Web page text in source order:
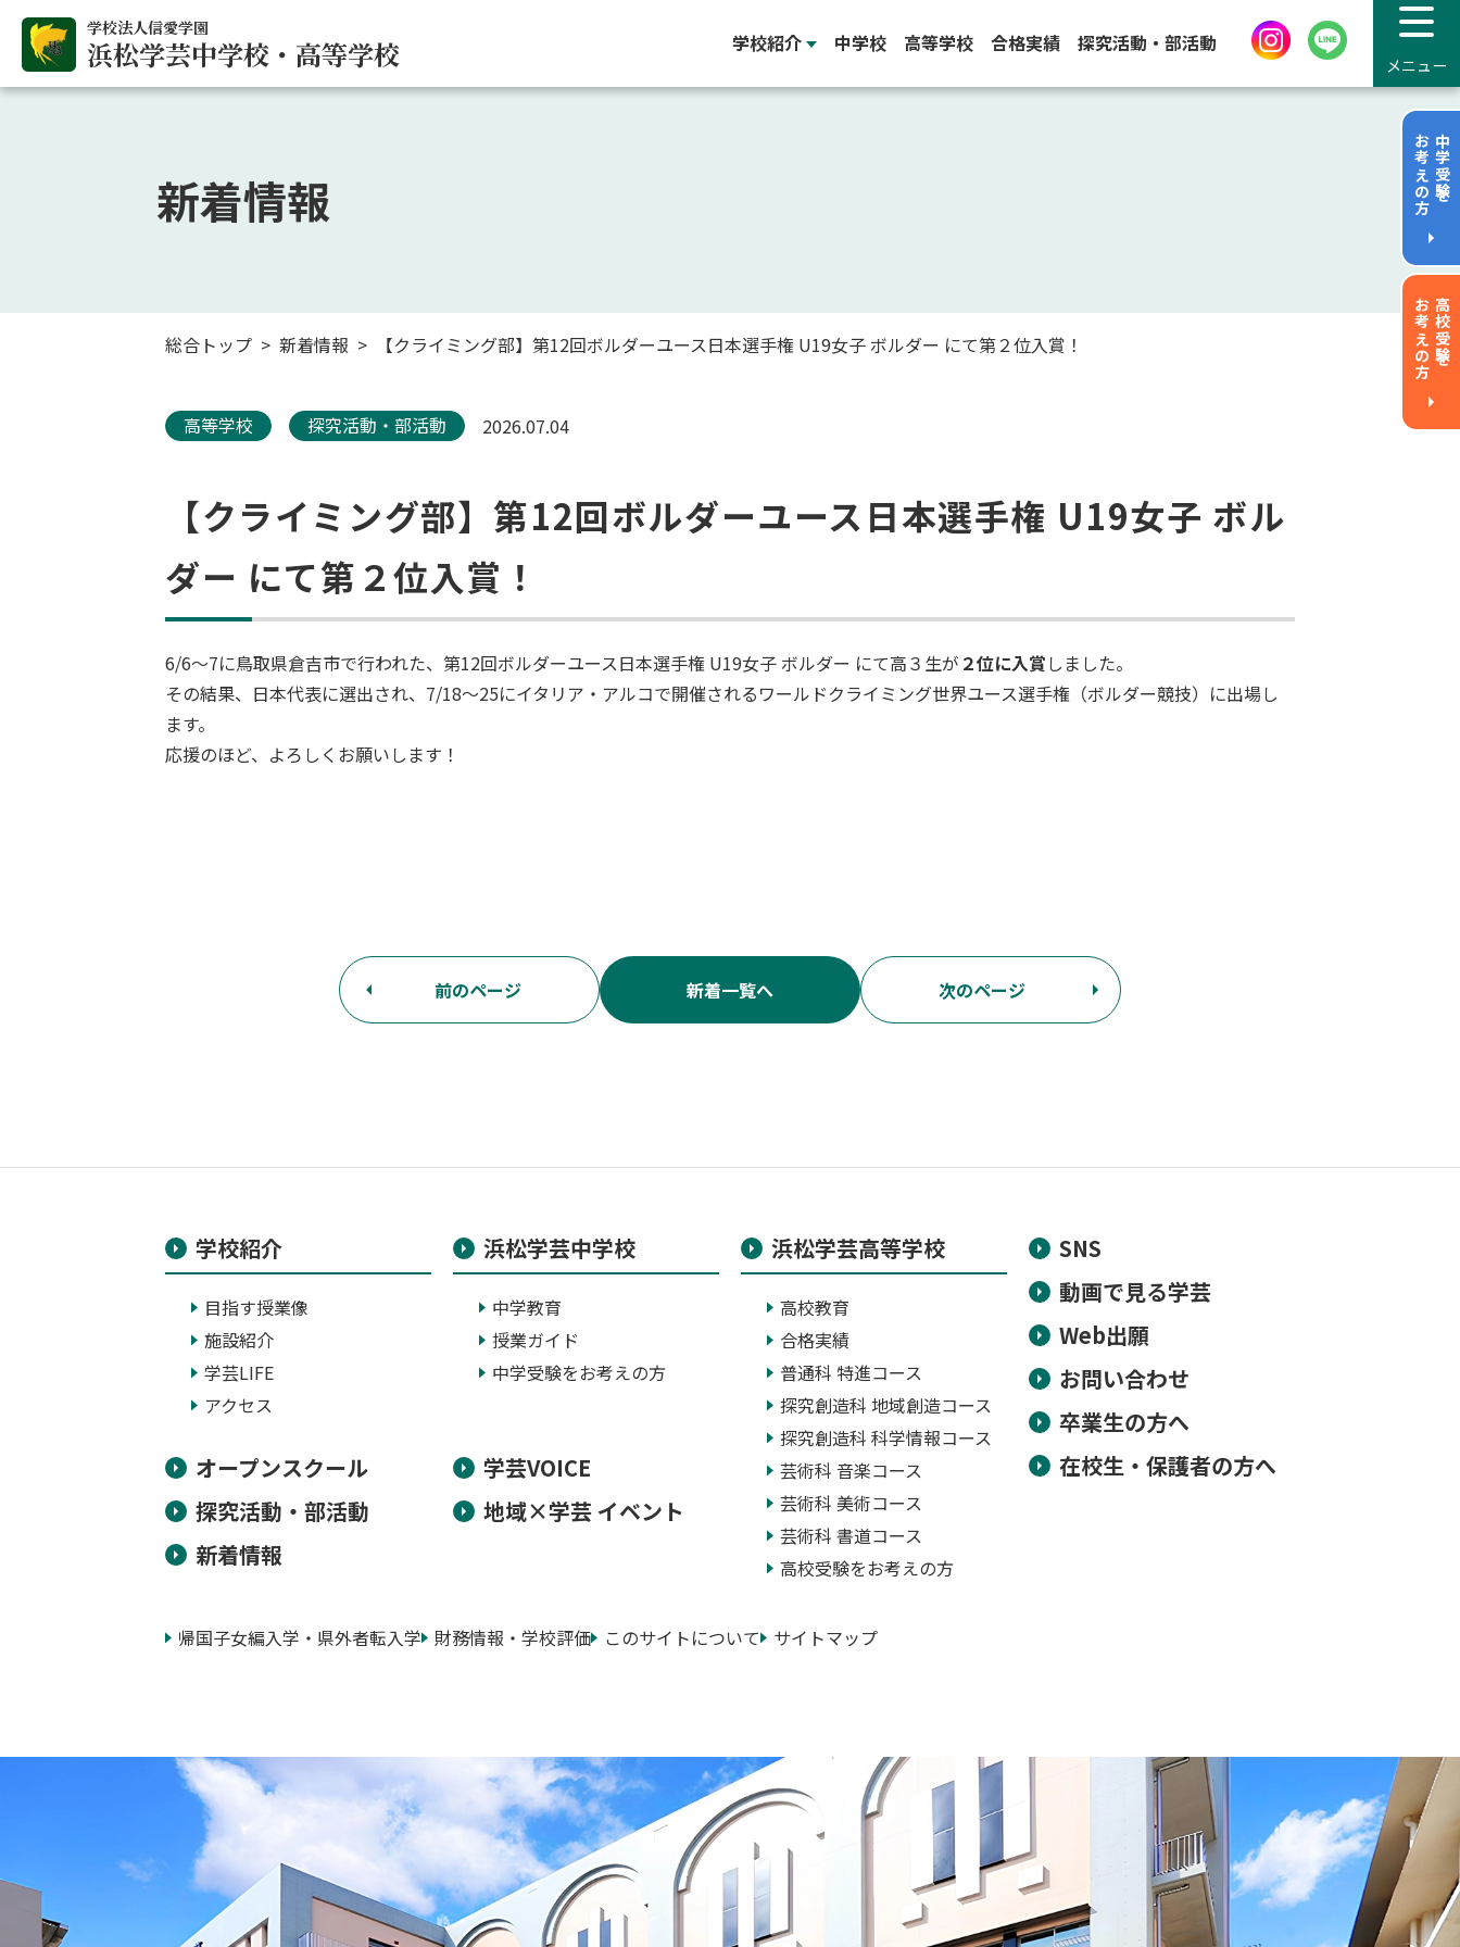
学校法人信愛学園
浜松学芸中学校・高等学校 学校紹介 中学校 高等学校 合格実績 探究活動・部活動
メニュー
中学受験を
お考えの方
高校受験を
お考えの方
新着情報
総合トップ 新着情報 【クライミング部】第12回ボルダーユース日本選手権 U19女子 ボルダー にて第２位入賞！
高等学校 探究活動・部活動 2026.07.04
【クライミング部】第12回ボルダーユース日本選手権 U19女子 ボル
ダー にて第２位入賞！
6/6～7に鳥取県倉吉市で行われた、第12回ボルダーユース日本選手権 U19女子 ボルダー にて高３生が ２位に入賞しました。
その結果、日本代表に選出され、7/18～25にイタリア・アルコで開催されるワールドクライミング世界ユース選手権（ボルダー競技）に出場し
ます。
応援のほど、よろしくお願いします！
前のページ 新着一覧へ 次のページ
学校紹介
目指す授業像
施設紹介
学芸LIFE
アクセス
浜松学芸中学校
中学教育
授業ガイド
中学受験をお考えの方
浜松学芸高等学校
高校教育
合格実績
普通科 特進コース
探究創造科 地域創造コース
探究創造科 科学情報コース
芸術科 音楽コース
芸術科 美術コース
芸術科 書道コース
高校受験をお考えの方
SNS
動画で見る学芸
Web出願
お問い合わせ
卒業生の方へ
在校生・保護者の方へ
オープンスクール
探究活動・部活動
新着情報
学芸VOICE
地域×学芸 イベント
帰国子女編入学・県外者転入学 財務情報・学校評価 このサイトについて サイトマップ